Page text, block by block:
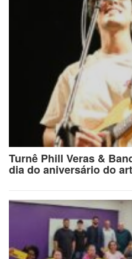
Turnê Phill Veras &
dia do aniversário do